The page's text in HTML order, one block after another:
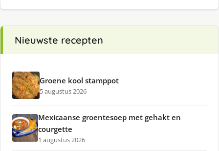
Nieuwste recepten
Groene kool stamppot
5 augustus 2026
Mexicaanse groentesoep met gehakt en
courgette
1 augustus 2026